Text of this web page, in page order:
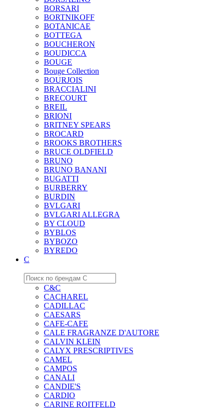
BORSARI
BORTNIKOFF
BOTANICAE
BOTTEGA
BOUCHERON
BOUDICCA
BOUGE
Bouge Collection
BOURJOIS
BRACCIALINI
BRECOURT
BREIL
BRIONI
BRITNEY SPEARS
BROCARD
BROOKS BROTHERS
BRUCE OLDFIELD
BRUNO
BRUNO BANANI
BUGATTI
BURBERRY
BURDIN
BVLGARI
BVLGARI ALLEGRA
BY CLOUD
BYBLOS
BYBOZO
BYREDO
C
C&C
CACHAREL
CADILLAC
CAESARS
CAFE-CAFE
CALE FRAGRANZE D'AUTORE
CALVIN KLEIN
CALYX PRESCRIPTIVES
CAMEL
CAMPOS
CANALI
CANDIE'S
CARDIO
CARINE ROITFELD